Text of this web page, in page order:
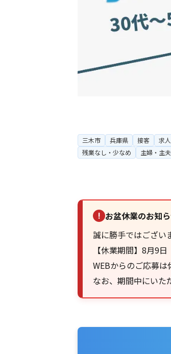
三木市 兵庫県 接客 求人
残業なし・少なめ
主婦・主
! お盆休業のお知
誠に勝手ではござい
【休業期間】8月9
WEBからのご応募は
なお、期間中にいた